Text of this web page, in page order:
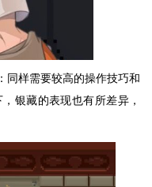
同样需要较高的操作技巧和
银藏的表现也有所差异，